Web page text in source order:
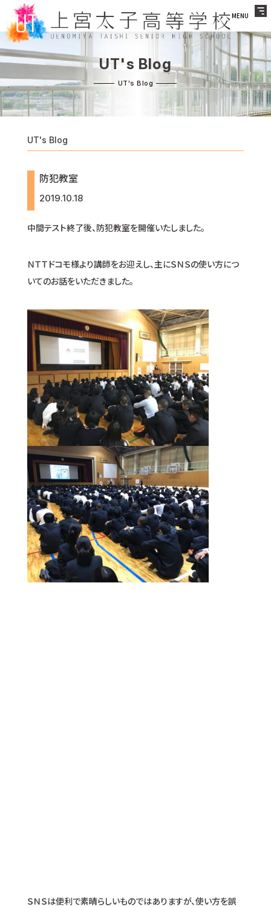
MENU
UT's Blog
UT's Blog
防犯教室
2019.10.18
中間テスト終了後、防犯教室を開催いたしました。
ＮＴＴドコモ様より講師をお迎えし、主にＳＮＳの使い方につ
いてのお話をいただきました。
ＳＮＳは便利で素晴らしいものではありますが、使い方を誤